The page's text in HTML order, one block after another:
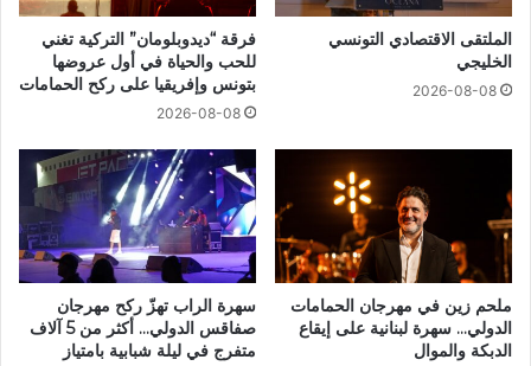
الملتقى الاقتصادي التونسي
الخليجي
2026-08-08
فرقة “ديدوبلومان” التركية تغني
للحب والحياة في أول عروضها
بتونس وإفريقيا على ركح الحمامات
2026-08-08
ملحم زين في مهرجان الحمامات
الدولي… سهرة لبنانية على إيقاع
الدبكة والموال
سهرة الراب تهزّ ركح مهرجان
صفاقس الدولي… أكثر من 5 آلاف
متفرج في ليلة شبابية بامتياز